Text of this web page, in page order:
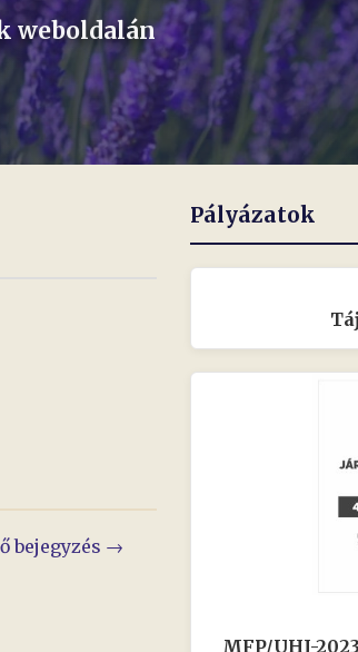
weboldalán
bejegyzés →
Pályázatok
MFP/UHJ-